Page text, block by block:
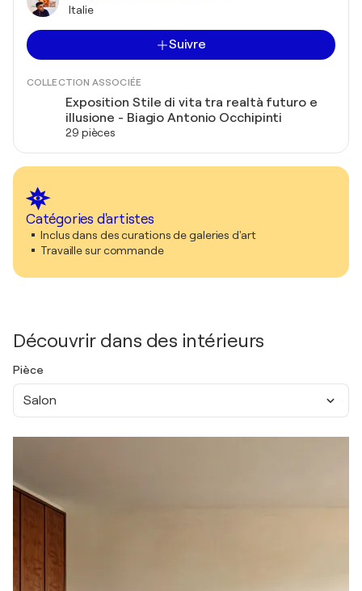
Italie
Suivre
COLLECTION ASSOCIÉE
Exposition Stile di vita tra realtà futuro e
illusione - Biagio Antonio Occhipinti
29 pièces
Catégories d'artistes
Inclus dans des curations de galeries d'art
Travaille sur commande
Découvrir dans des intérieurs
Pièce
Salon